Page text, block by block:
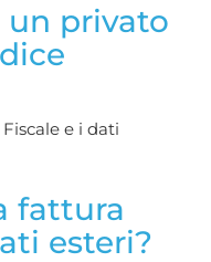
un privato
e i dati
fattura
esteri?